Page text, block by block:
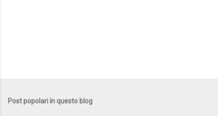
Post popolari in questo blog